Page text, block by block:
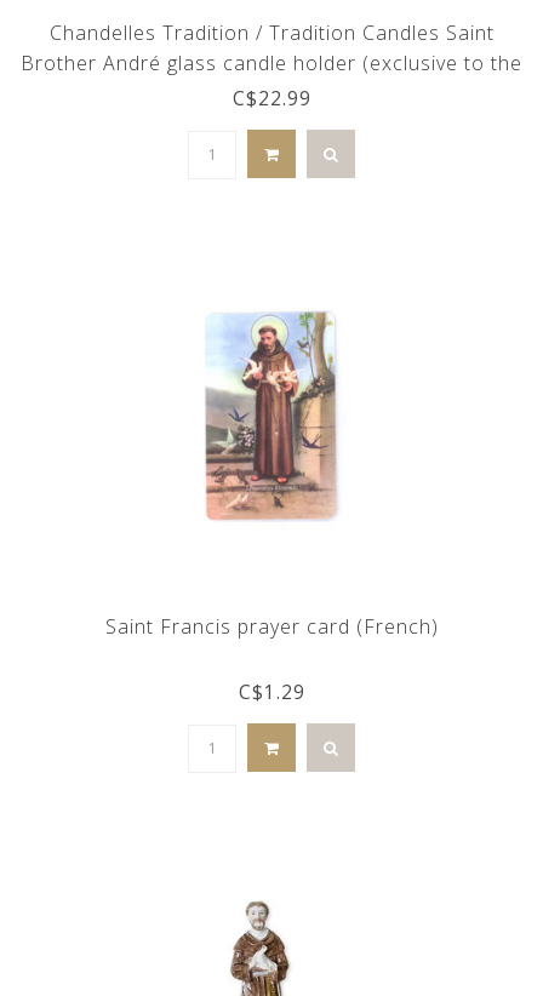
Chandelles Tradition / Tradition Candles Saint
Brother André glass candle holder (exclusive to the
Oratory)
C$22.99
Saint Francis prayer card (French)
C$1.29